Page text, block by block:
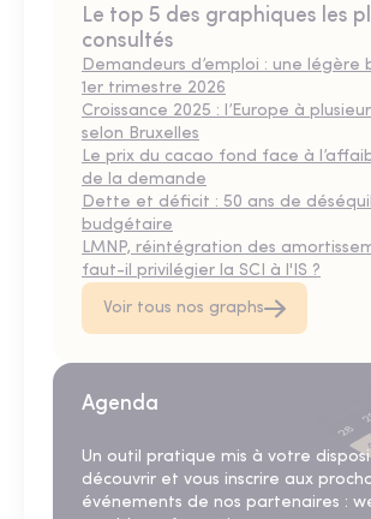
Le top 5 des graphiques les
consultés
Demandeurs d’emploi : une légère
1er trimestre 2026
Croissance 2025 : l’Europe à
selon Bruxelles
Le prix du cacao fond face à
de la demande
Dette et déficit : 50 ans de
budgétaire
LMNP, réintégration des
faut-il privilégier la SCI à l'IS ?
Voir tous nos graphs
Agenda
Un outil pratique mis à votre
découvrir et vous inscrire aux
événements de nos partenaires :